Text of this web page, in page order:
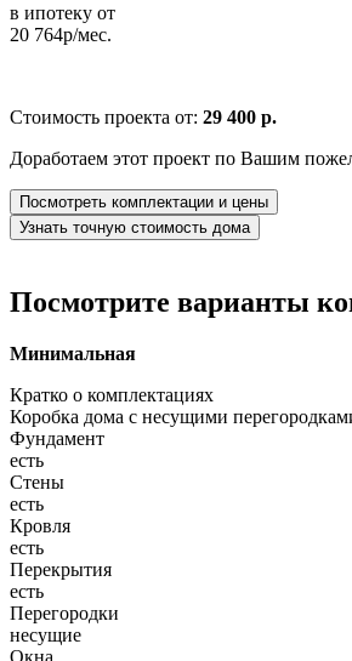
в ипотеку от
20 764р/мес.
Стоимость проекта от: 29 400 р.
Доработаем этот проект по Вашим
Посмотреть комплектации и цены
Узнать точную стоимость дома
Посмотрите варианты
Минимальная
Кратко о комплектациях
Коробка дома с несущими
Фундамент
есть
Стены
есть
Кровля
есть
Перекрытия
есть
Перегородки
несущие
Окна